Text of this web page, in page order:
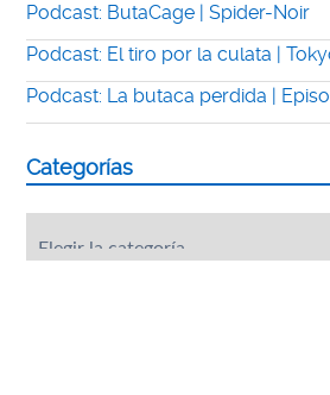
Podcast: ButaCage | Spider-Noir
Podcast: El tiro por la culata |
Podcast: La butaca perdida |
Categorías